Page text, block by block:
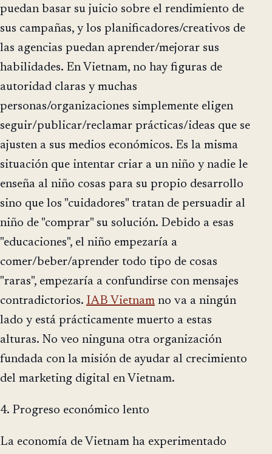
puedan basar su juicio sobre el rendimiento de
sus campañas, y los planificadores/creativos de
las agencias puedan aprender/mejorar sus
habilidades. En Vietnam, no hay figuras de
autoridad claras y muchas
personas/organizaciones simplemente eligen
seguir/publicar/reclamar prácticas/ideas que se
ajusten a sus medios económicos. Es la misma
situación que intentar criar a un niño y nadie le
enseña al niño cosas para su propio desarrollo
sino que los "cuidadores" tratan de persuadir al
niño de "comprar" su solución. Debido a esas
"educaciones", el niño empezaría a
comer/beber/aprender todo tipo de cosas
"raras", empezaría a confundirse con mensajes
contradictorios. IAB Vietnam no va a ningún
lado y está prácticamente muerto a estas
alturas. No veo ninguna otra organización
fundada con la misión de ayudar al crecimiento
del marketing digital en Vietnam.
4. Progreso económico lento
La economía de Vietnam ha experimentado